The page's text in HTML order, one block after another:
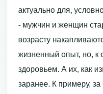
актуально для,
- мужчин и женщин
возрасту
жизненный опыт, но,
здоровьем. А их, как
заранее. К примеру,